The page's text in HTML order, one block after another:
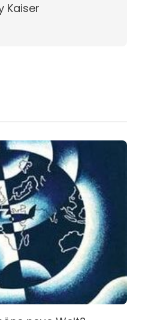
Kaiser